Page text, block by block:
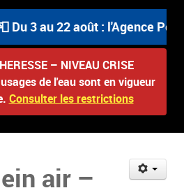
Du 3 au 22 août : l'Agence
– NIVEAU CRISE
de l'eau sont en vigueur
Consulter les restrictions
air –